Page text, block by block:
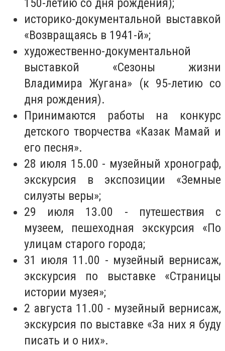
150-летию со дня рождения);
историко-документальной выставкой
«Возвращаясь в 1941-й»;
художественно-документальной
выставкой «Сезоны жизни
Владимира Жугана» (к 95-летию со
дня рождения).
Принимаются работы на конкурс
детского творчества «Казак Мамай и
его песня».
28 июля 15.00 - музейный хронограф,
экскурсия в экспозиции «Земные
силуэты веры»;
29 июля 13.00 - путешествия с
музеем, пешеходная экскурсия «По
улицам старого города;
31 июля 11.00 - музейный вернисаж,
экскурсия по выставке «Страницы
истории музея»;
2 августа 11.00 - музейный вернисаж,
экскурсия по выставке «За них я буду
писать и о них».